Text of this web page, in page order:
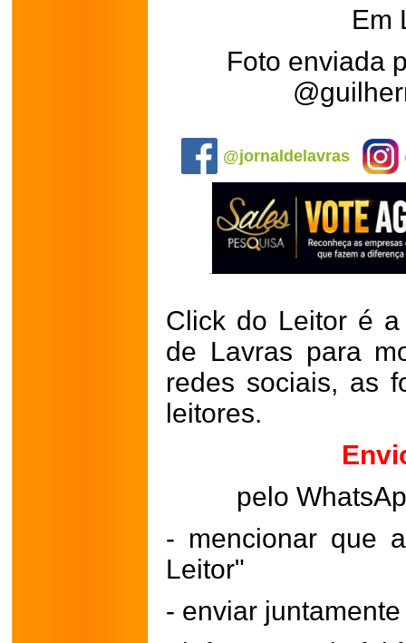
Em
Foto enviada
@jornaldelavras
Click do Leitor é
de Lavras para
redes sociais, as
leitores.
pelo
- mencionar que
Leitor"
- enviar